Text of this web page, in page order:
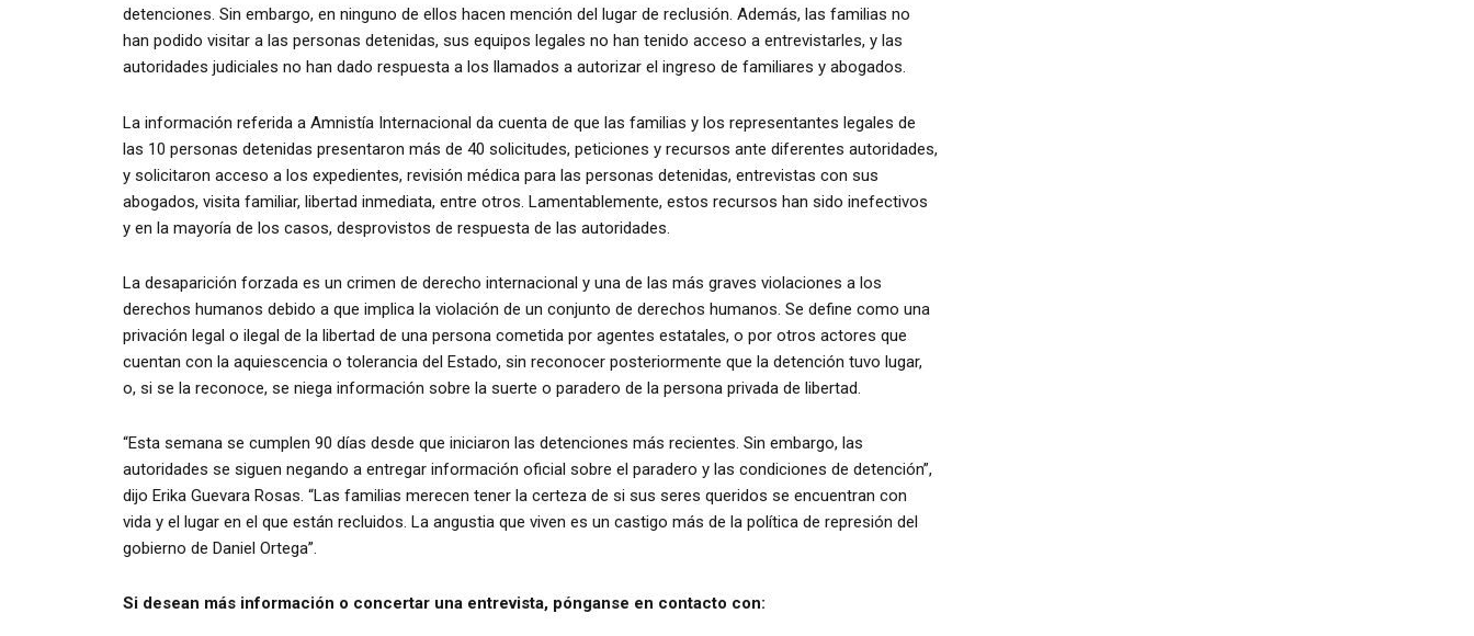
detenciones. Sin embargo, en ninguno de ellos hacen mención del lugar de reclusión. Además, las familias no
han podido visitar a las personas detenidas, sus equipos legales no han tenido acceso a entrevistarles, y las
autoridades judiciales no han dado respuesta a los llamados a autorizar el ingreso de familiares y abogados.
La información referida a Amnistía Internacional da cuenta de que las familias y los representantes legales de
las 10 personas detenidas presentaron más de 40 solicitudes, peticiones y recursos ante diferentes autoridades,
y solicitaron acceso a los expedientes, revisión médica para las personas detenidas, entrevistas con sus
abogados, visita familiar, libertad inmediata, entre otros. Lamentablemente, estos recursos han sido inefectivos
y en la mayoría de los casos, desprovistos de respuesta de las autoridades.
La desaparición forzada es un crimen de derecho internacional y una de las más graves violaciones a los
derechos humanos debido a que implica la violación de un conjunto de derechos humanos. Se define como una
privación legal o ilegal de la libertad de una persona cometida por agentes estatales, o por otros actores que
cuentan con la aquiescencia o tolerancia del Estado, sin reconocer posteriormente que la detención tuvo lugar,
o, si se la reconoce, se niega información sobre la suerte o paradero de la persona privada de libertad.
“Esta semana se cumplen 90 días desde que iniciaron las detenciones más recientes. Sin embargo, las
autoridades se siguen negando a entregar información oficial sobre el paradero y las condiciones de detención”,
dijo Erika Guevara Rosas. “Las familias merecen tener la certeza de si sus seres queridos se encuentran con
vida y el lugar en el que están recluidos. La angustia que viven es un castigo más de la política de represión del
gobierno de Daniel Ortega”.
Si desean más información o concertar una entrevista, pónganse en contacto con: